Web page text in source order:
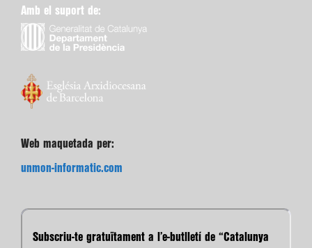
Amb el suport de:
Web maquetada per:
unmon-informatic.com
Subscriu-te gratuïtament a l’e-butlletí de “Catalunya